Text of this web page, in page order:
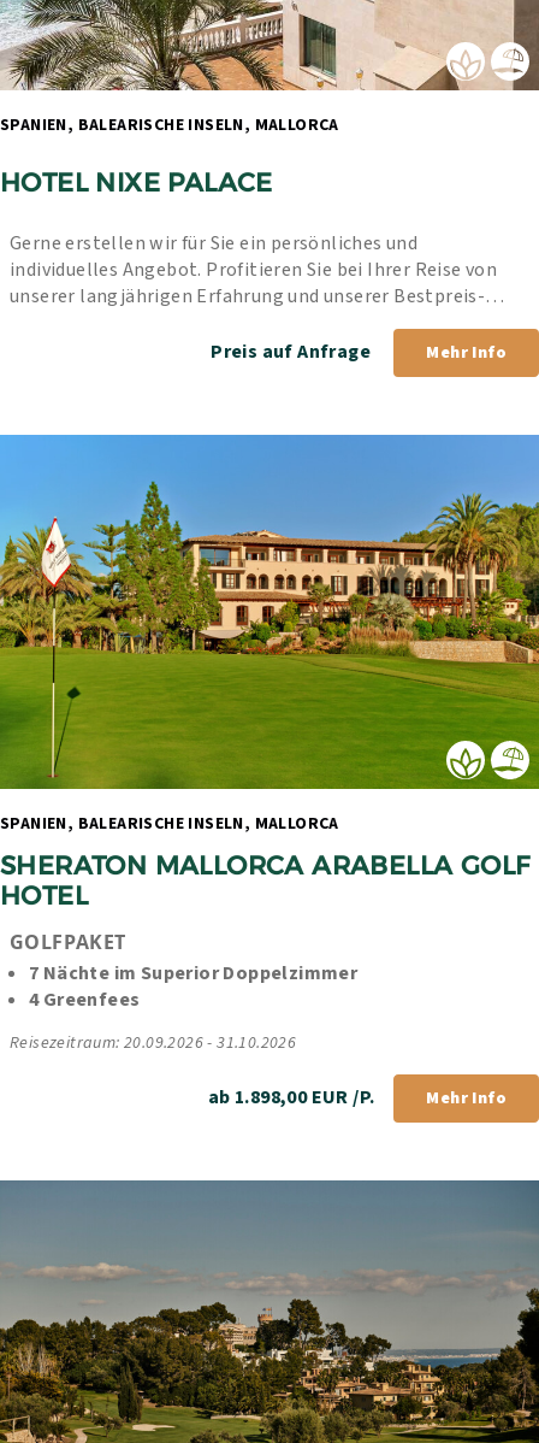
HOTEL NIXE PALACE
Gerne erstellen wir für Sie ein persönliches und
individuelles Angebot. Profitieren Sie bei Ihrer Reise von
unserer langjährigen Erfahrung und unserer Bestpreis-
Preis auf Anfrage
Mehr Info
SHERATON MALLORCA ARABELLA GOLF
HOTEL
GOLFPAKET
7 Nächte im Superior Doppelzimmer
4 Greenfees
Reisezeitraum: 20.09.2026 - 31.10.2026
ab 1.898,00 EUR /P. Mehr Info